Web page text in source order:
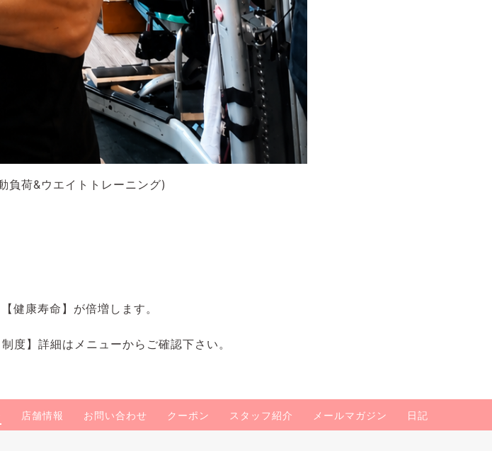
負荷&ウエイトトレーニング)
健康寿命】が倍増します。
】詳細はメニューからご確認下さい。
店舗情報 お問い合わせ クーポン スタッフ紹介 メールマガジン 日記